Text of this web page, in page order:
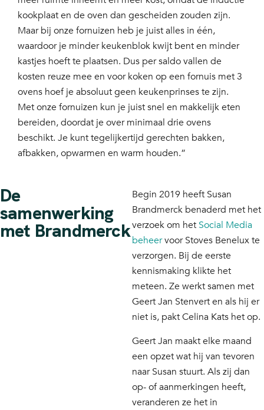
kookplaat en de oven dan gescheiden zouden zijn.
Maar bij onze fornuizen heb je juist alles in één,
waardoor je minder keukenblok kwijt bent en minder
kastjes hoeft te plaatsen. Dus per saldo vallen de
kosten reuze mee en voor koken op een fornuis met 3
ovens hoef je absoluut geen keukenprinses te zijn.
Met onze fornuizen kun je juist snel en makkelijk eten
bereiden, doordat je over minimaal drie ovens
beschikt. Je kunt tegelijkertijd gerechten bakken,
afbakken, opwarmen en warm houden.”
De
samenwerking
met Brandmerck
Begin 2019 heeft Susan
Brandmerck benaderd met het
verzoek om het Social Media
beheervoor Stoves Benelux te
verzorgen. Bij de eerste
kennismaking klikte het
meteen. Ze werkt samen met
Geert Jan Stenvert en als hij er
niet is, pakt Celina Kats het op.
Geert Jan maakt elke maand
een opzet wat hij van tevoren
naar Susan stuurt. Als zij dan
op- of aanmerkingen heeft,
veranderen ze het in